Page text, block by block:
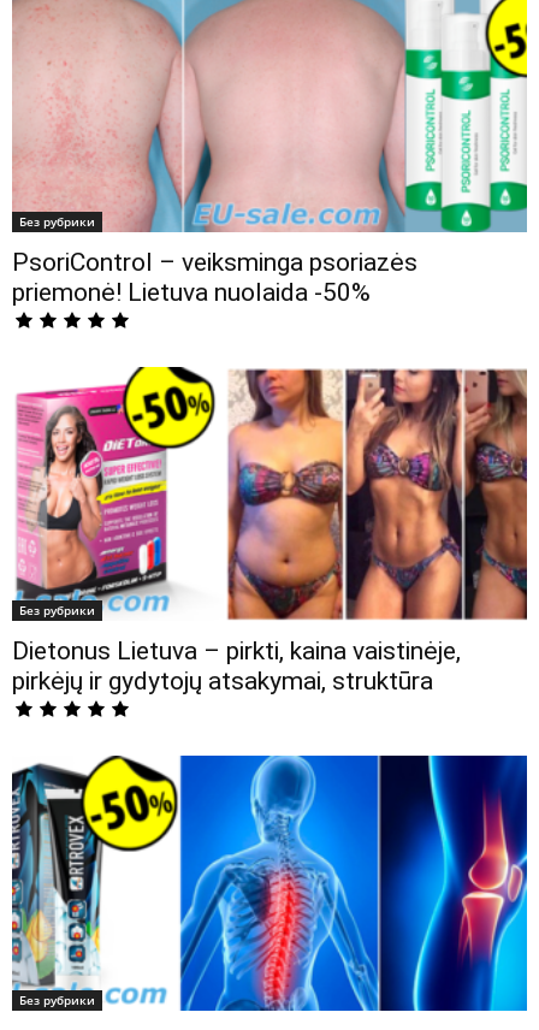
Без рубрики
PsoriControl – veiksminga psoriazės
priemonė! Lietuva nuolaida -50%
Без рубрики
Dietonus Lietuva – pirkti, kaina vaistinėje,
pirkėjų ir gydytojų atsakymai, struktūra
Без рубрики